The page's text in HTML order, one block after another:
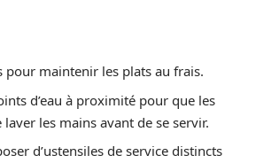
pour maintenir les plats au frais.
d’eau à proximité pour que les
les mains avant de se servir.
d’ustensiles de service distincts